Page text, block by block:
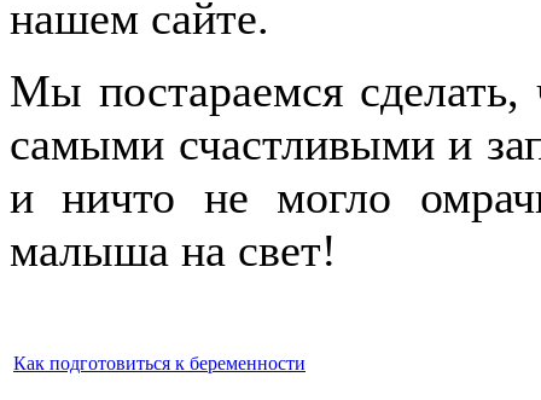
нашем сайте.
Мы постараемся
самыми счастливыми и
и ничто не могло
малыша на свет!
Как подготовиться к беременности